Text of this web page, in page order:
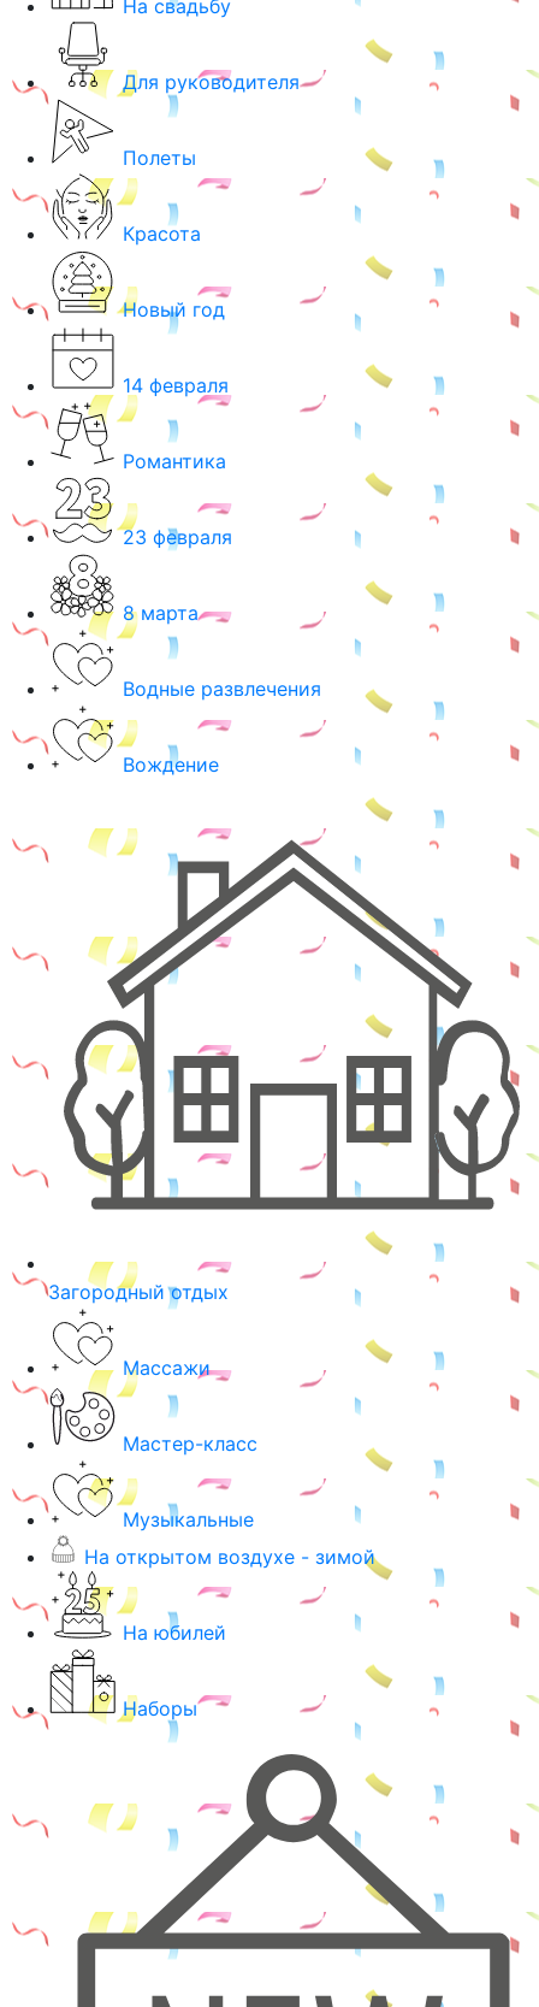
На свадьбу
Для руководителя
Полеты
Красота
Новый год
14 февраля
Романтика
23 февраля
8 марта
Водные развлечения
Вождение
Загородный отдых
Массажи
Мастер-класс
Музыкальные
На открытом воздухе - зимой
На юбилей
Наборы